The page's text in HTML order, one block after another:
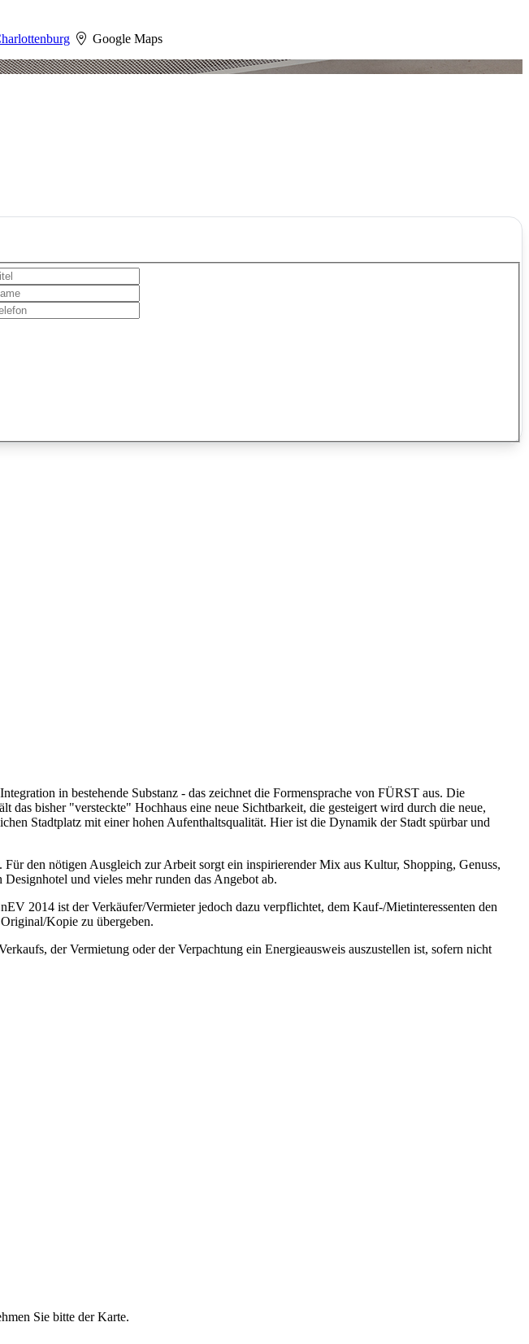
Google Maps
in bestehende Substanz - das zeichnet die Formensprache von FÜRST aus. Die
bisher "versteckte" Hochhaus eine neue Sichtbarkeit, die gesteigert wird durch die neue,
Stadtplatz mit einer hohen Aufenthaltsqualität. Hier ist die Dynamik der Stadt spürbar und
den nötigen Ausgleich zur Arbeit sorgt ein inspirierender Mix aus Kultur, Shopping, Genuss,
und vieles mehr runden das Angebot ab.
2014 ist der Verkäufer/Vermieter jedoch dazu verpflichtet, dem Kauf-/Mietinteressenten den
Kopie zu übergeben.
der Vermietung oder der Verpachtung ein Energieausweis auszustellen ist, sofern nicht
Sie bitte der Karte.